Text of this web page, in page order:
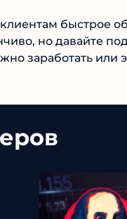
быстрое
но давайте
заработать или